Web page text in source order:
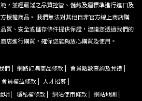
，並經嚴謹之品質控管、儲藏及運標準進行進口及
授權商品。 我們無法對其他自非官方線上商店購
質、安全或儲存條件提供保證，建議您透過我們的
店進行購買，確保您能夠放心購買及使用。
們 | 網路訂購商品條款 | 會員點數查詢及兌禮 |
會員權益條款 |
人才招募 |
明 | 隱私權條款 | 網站使用條款 | 網站地圖 |